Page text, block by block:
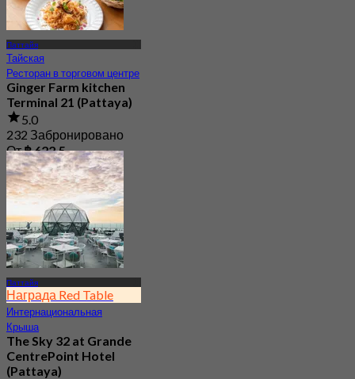
Паттайя
Тайская
Ресторан в торговом центре
Ginger Farm kitchen
Terminal 21 (Pattaya)
5.0
232 Забронировано
От฿ 622.5
Паттайя
Награда Red Table
Интернациональная
Крыша
The Sky 32 at Grande
CentrePoint Hotel
(Pattaya)